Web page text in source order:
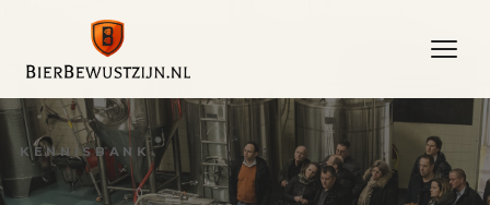
inhoud
KENNISBANK